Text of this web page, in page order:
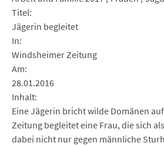
Titel
Jägerin begleitet
In
Windsheimer Zeitung
Am
28.01.2016
Inhalt
Eine Jägerin bricht wilde Domänen
Zeitung begleitet eine Frau, die sich
dabei nicht nur gegen männliche